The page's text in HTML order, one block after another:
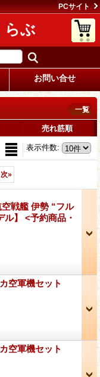
PCサイト
らぶ
お問い合せ
一覧
売れ筋順
表示件数:
次»
戦艦 伊勢 “フル
】 <予約商品・
空軍機セット
空軍機セット